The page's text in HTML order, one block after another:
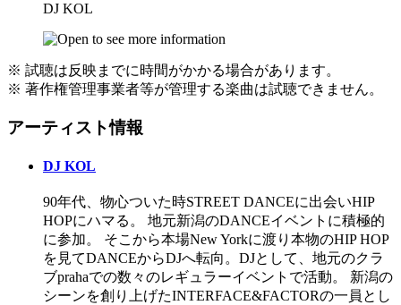
DJ KOL
※ 試聴は反映までに時間がかかる場合があります。
※ 著作権管理事業者等が管理する楽曲は試聴できません。
アーティスト情報
DJ KOL
90年代、物心ついた時STREET DANCEに出会いHIP
HOPにハマる。 地元新潟のDANCEイベントに積極的
に参加。 そこから本場New Yorkに渡り本物のHIP HOP
を見てDANCEからDJへ転向。DJとして、地元のクラ
ブprahaでの数々のレギュラーイベントで活動。 新潟の
シーンを創り上げたINTERFACE&FACTORの一員とし